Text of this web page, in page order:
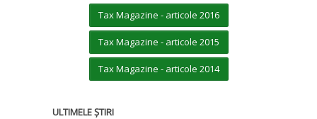
Tax Magazine - articole 2016
Tax Magazine - articole 2015
Tax Magazine - articole 2014
ULTIMELE ȘTIRI